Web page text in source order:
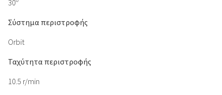
30º
Σύστημα περιστροφής
Orbit
Ταχύτητα περιστροφής
10.5 r/min